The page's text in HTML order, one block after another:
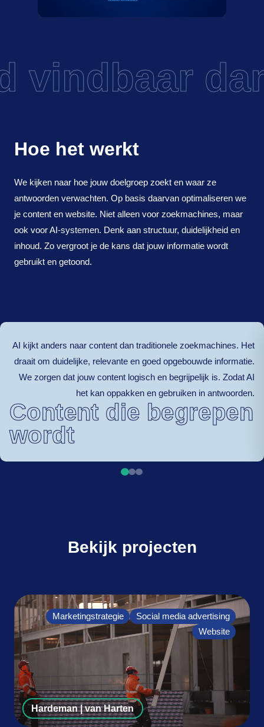
vindbaar
Hoe het werkt
We kijken naar hoe jouw doelgroep zoekt en waar ze
antwoorden verwachten. Op basis daarvan optimaliseren we
je content en website. Niet alleen voor zoekmachines, maar
ook voor AI-systemen. Denk aan structuur, duidelijkheid en
inhoud. Zo vergroot je de kans dat jouw informatie wordt
gebruikt en getoond.
Content die begrepen
wordt
AI kijkt anders naar content dan traditionele zoekmachines. Het
draait om duidelijke, relevante en goed opgebouwde informatie.
We zorgen dat jouw content logisch en begrijpelijk is. Zodat AI
het kan oppakken en gebruiken in antwoorden.
Bekijk projecten
Marketingstrategie
Social media advertising
Website
Hardeman | van Harten